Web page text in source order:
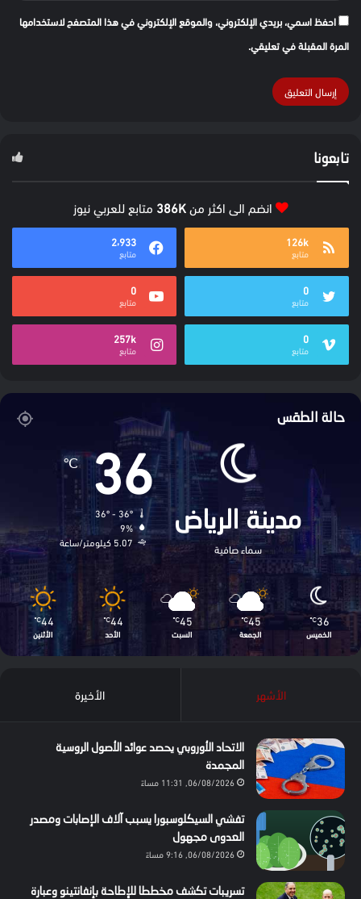
احفظ اسمي، بريدي الإلكتروني، والموقع الإلكتروني في هذا المتصفح لاستخدامها
المرة المقبلة في تعليقي.
تابعونا
انضم الى اكثر من386K متابع للعربي نيوز
126k
متابع
2٬933
متابع
0
متابع
0
متابع
0
متابع
257k
متابع
حالة الطقس
مدينة الرياض
سماء صافية
36
℃
36º - 36º
9%
5.07 كيلومتر/ساعة
36
℃
الخميس
45
℃
الجمعة
45
℃
السبت
44
℃
الأحد
44
℃
الأثنين
الأشهر الأخيرة
الاتحاد الأوروبي يحصد عوائد الأصول الروسية
المجمدة
06/08/2026, 11:31 مساءً
تفشي السيكلوسبورا يسبب آلاف الإصابات ومصدر
العدوى مجهول
06/08/2026, 9:16 مساءً
تسريبات تكشف مخططا للإطاحة بإنفانتينو وعبارة